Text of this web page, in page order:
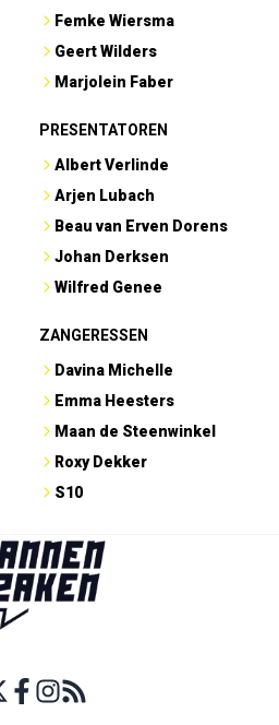
Femke Wiersma
Geert Wilders
Marjolein Faber
PRESENTATOREN
Albert Verlinde
Arjen Lubach
Beau van Erven Dorens
Johan Derksen
Wilfred Genee
ZANGERESSEN
Davina Michelle
Emma Heesters
Maan de Steenwinkel
Roxy Dekker
S10